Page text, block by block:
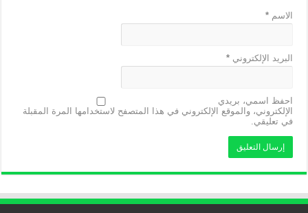
الاسم*
البريد الإلكتروني*
احفظ اسمي، بريدي
الإلكتروني، والموقع الإلكتروني في هذا المتصفح لاستخدامها المرة المقبلة
في تعليقي.